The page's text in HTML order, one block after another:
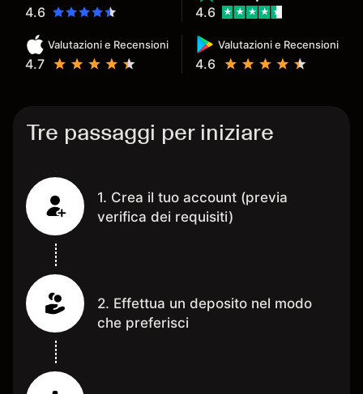
4.6
Valutazioni e Recensioni
4.7
Valutazioni e Recensioni
4.6
4.6
Tre passaggi per iniziare
1. Crea il tuo account (previa
verifica dei requisiti)
2. Effettua un deposito nel modo
che preferisci